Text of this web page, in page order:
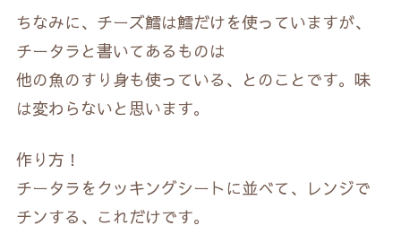
ちなみに、チーズ鱈は鱈だけを使っていますが、
チータラと書いてあるものは
他の魚のすり身も使っている、とのことです。味
は変わらないと思います。
作り方！
チータラをクッキングシートに並べて、レンジで
チンする、これだけです。